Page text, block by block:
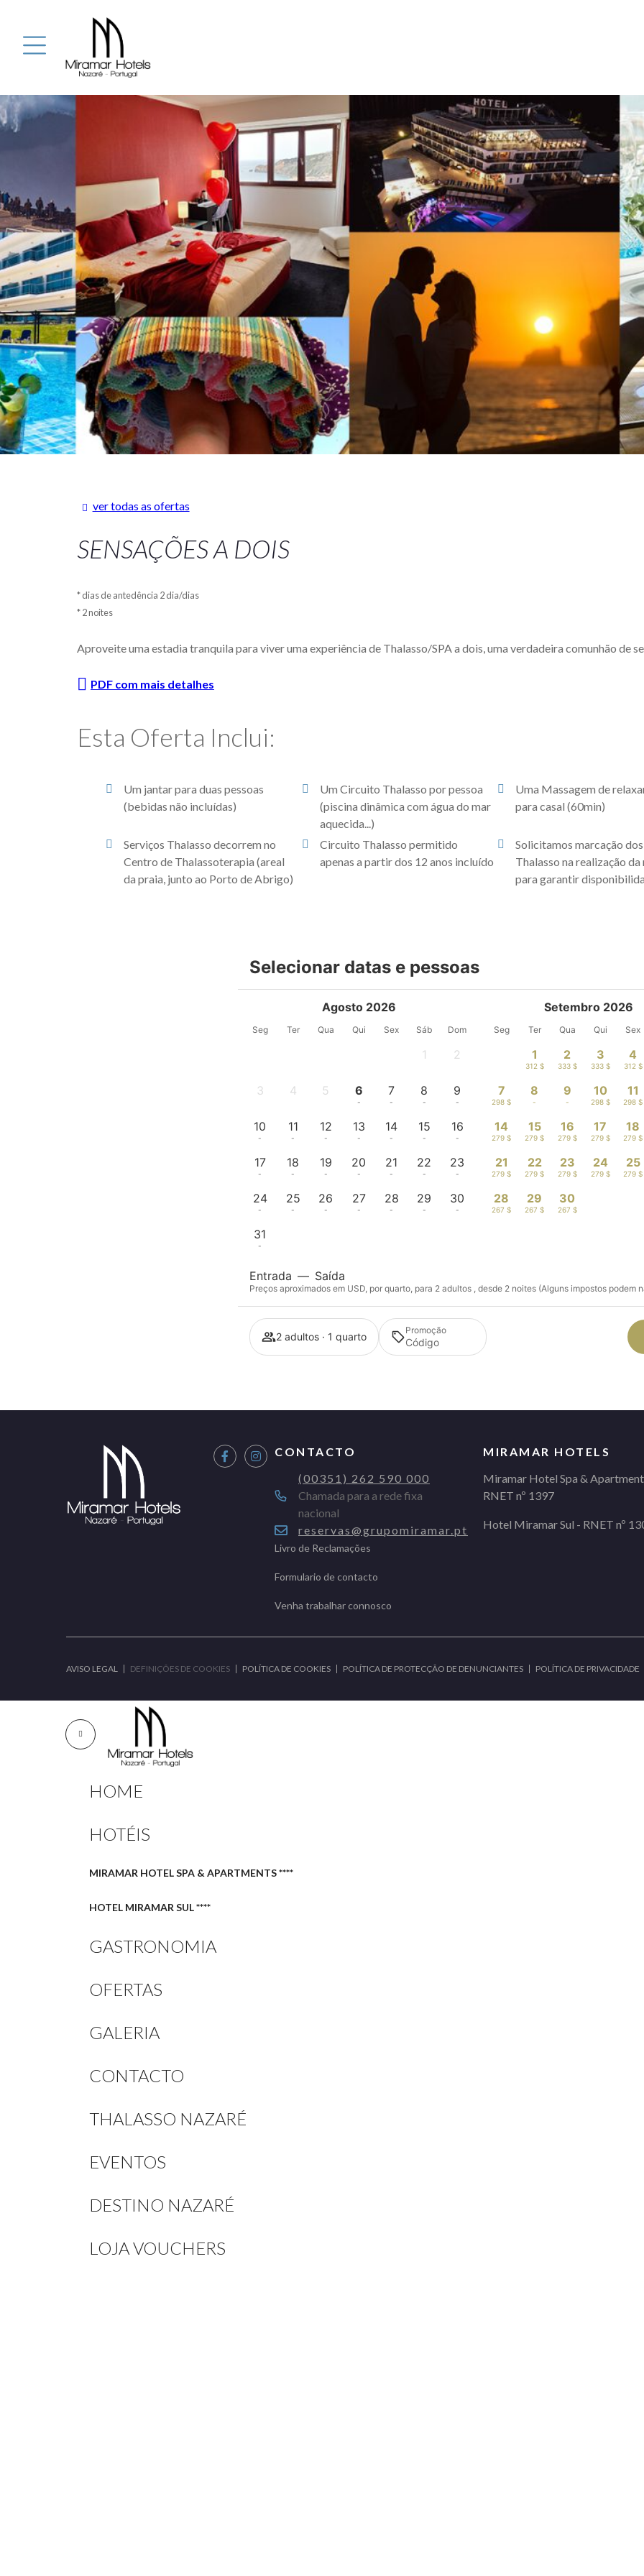
ver todas as ofertas
SENSAÇÕES A DOIS
dias de antedência 2 dia/dias
2 noites
Aproveite uma estadia tranquila para viver uma experiência de Thalasso/SPA a dois, uma verdadeira comunhão de
PDF com mais detalhes
Esta Oferta Inclui:
Um jantar para duas pessoas
(bebidas não incluídas)
Um Circuito Thalasso por pessoa
(piscina dinâmica com água do mar
aquecida...)
Uma Massagem de
para casal (60min)
Serviços Thalasso decorrem no
Centro de Thalassoterapia (areal
da praia, junto ao Porto de Abrigo)
Circuito Thalasso permitido
apenas a partir dos 12 anos incluído
Solicitamos marcação
Thalasso na realização da
para garantir
Selecionar datas e pessoas
Agosto 2026
Seg Ter Qua Qui Sex Sáb Dom
1 2
3 4 5 6
-
7
-
8
-
9
-
10
-
11
-
12
-
13
-
14
-
15
-
16
-
17
-
18
-
19
-
20
-
21
-
22
-
23
-
24
-
25
-
26
-
27
-
28
-
29
-
30
-
31
-
Setembro 2026
Seg Ter Qua Qui Sex
1
312 $
2
333 $
3
333 $
4
312 $
7
298 $
8
-
9
-
10
298 $
11
298 $
14
279 $
15
279 $
16
279 $
17
279 $
18
279 $
21
279 $
22
279 $
23
279 $
24
279 $
25
279 $
28
267 $
29
267 $
30
267 $
Entrada — Saída
Preços aproximados em USD, por quarto, para 2 adultos , desde 2 noites (Alguns impostos podem
2 adultos · 1 quarto Promoção
CONTACTO
(00351) 262 590 000
Chamada para a rede fixa
nacional
reservas@grupomiramar.pt
Livro de Reclamações
Formulario de contacto
Venha trabalhar connosco
MIRAMAR HOTELS
Miramar Hotel Spa &
RNET nº 1397
Hotel Miramar Sul - RNET nº
AVISO LEGAL DEFINIÇÕES DE COOKIES POLÍTICA DE COOKIES POLÍTICA DE PROTECÇÃO DE DENUNCIANTES POLÍTICA DE PRIVACIDADE
HOME
HOTÉIS
MIRAMAR HOTEL SPA & APARTMENTS ****
HOTEL MIRAMAR SUL ****
GASTRONOMIA
OFERTAS
GALERIA
CONTACTO
THALASSO NAZARÉ
EVENTOS
DESTINO NAZARÉ
LOJA VOUCHERS
reservas@grupomiramar.pt